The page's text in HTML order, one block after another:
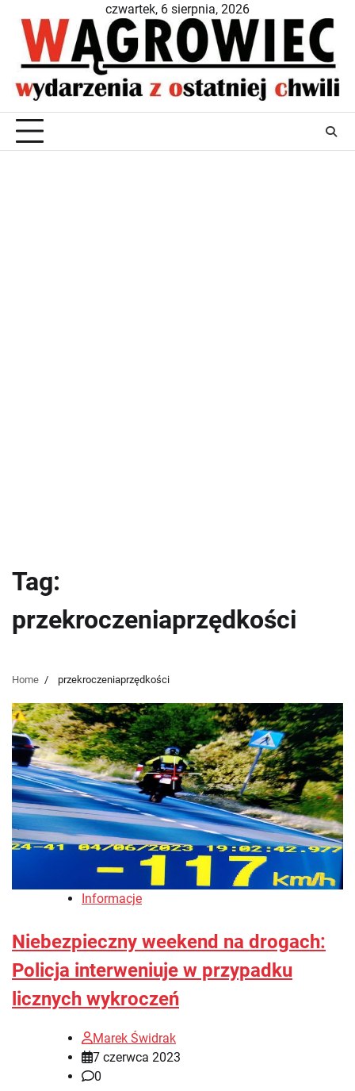
content
czwartek, 6 sierpnia, 2026
Tag:
przekroczeniaprzędkości
Home przekroczeniaprzędkości
Informacje
Niebezpieczny weekend na drogach:
Policja interweniuje w przypadku
licznych wykroczeń
Marek Świdrak
7 czerwca 2023
0